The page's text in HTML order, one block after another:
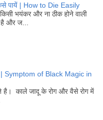
पायें | How to Die Easily
भयंकर और ना ठीक होने वाली
और ज...
Symptom of Black Magic in
है। काले जादू के रोग और वैसे रोग में